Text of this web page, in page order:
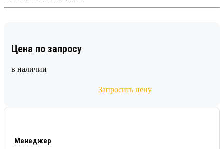
Цена по запросу
в наличии
Запросить цену
Менеджер